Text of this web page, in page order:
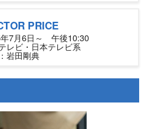
PRICE
7月6日～ 午後10:30
レビ・日本テレビ系
岩田剛典